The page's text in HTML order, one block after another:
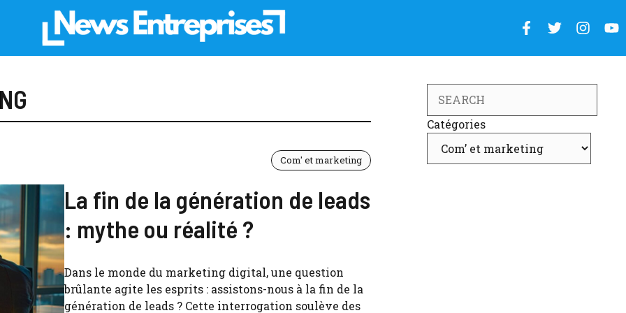
Com' et marketing
La fin de la génération de leads
: mythe ou réalité ?
Dans le monde du marketing digital, une question
brûlante agite les esprits : assistons-nous à la fin de la
génération de leads ? Cette interrogation soulève des
Catégories